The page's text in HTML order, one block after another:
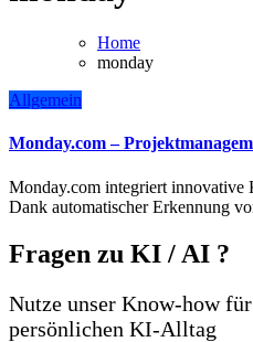
Home
monday
Allgemein
Monday.com –
Monday.com integriert innovative Künstliche Intelligenz, um Ihnen bei der Aufgabenerstellung und Projektplanung zu helfen.
Dank automatischer Erkennung
Fragen zu KI / AI ?
Nutze unser Know-how
persönlichen KI-Alltag